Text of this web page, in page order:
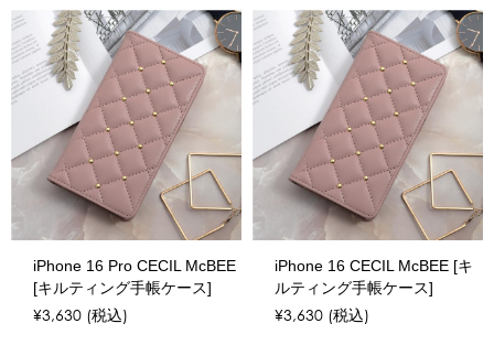
iPhone 16 Pro CECIL McBEE
[キルティング手帳ケース]
¥3,630 (税込)
iPhone 16 CECIL McBEE [キ
ルティング手帳ケース]
¥3,630 (税込)